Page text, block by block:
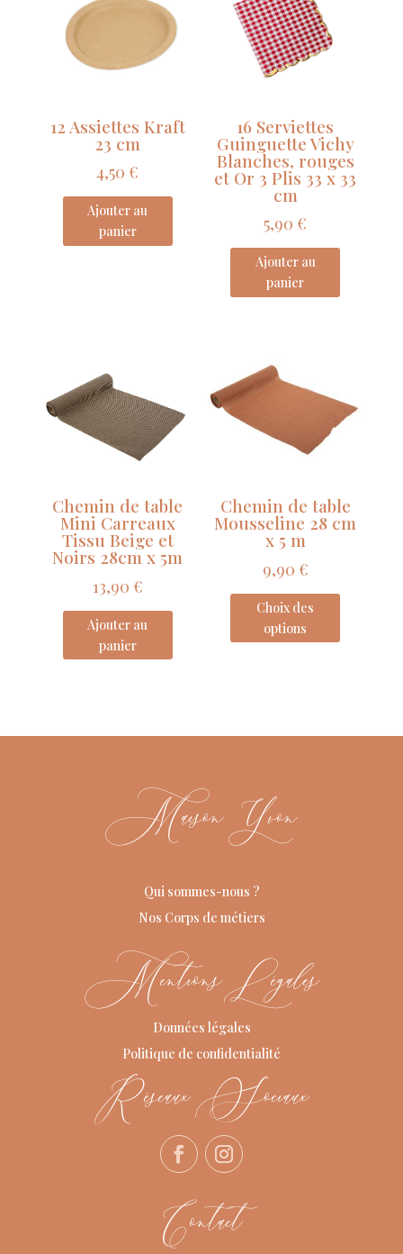
et
x
12 Assiettes Kraft
23 cm
4,50 €
Ajouter au
panier
16 Serviettes
Guinguette Vichy
Blanches, rouges
et Or 3 Plis 33 x 33
cm
5,90 €
Ajouter au
panier
Chemin de table
Mini Carreaux
Tissu Beige et
Noirs 28cm x 5m
13,90 €
Ajouter au
panier
Chemin de table
Mousseline 28 cm
x 5 m
9,90 €
Choix des
options
Maison Yvon
Qui sommes-nous ?
Nos Corps de métiers
Mentions Légales
Données légales
Politique de confidentialité
Réseaux Sociaux
Contact